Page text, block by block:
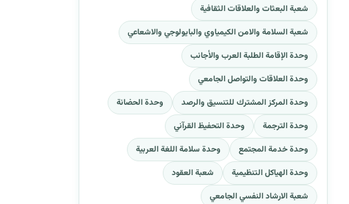
شعبة البعثات والعلاقات الثقافية
شعبة السلامة والامن الكيمياوي والبايولوجي والاشعاعي
وحدة الإقامة الطلبة العرب والأجانب
وحدة العلاقات والتواصل الجامعي
وحدة المركز المشترك للتنسيق والرصد
وحدة الحضانة
وحدة الترجمة
وحدة التحفيظ القرآني
وحدة خدمة المجتمع
وحدة سلامة اللغة العربية
وحدة الهياكل التنظيمية
شعبة العقود
شعبة الارشاد النفسي الجامعي